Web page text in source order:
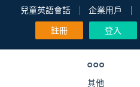
兒童英語會話 企業用戶
註冊
登入
其他